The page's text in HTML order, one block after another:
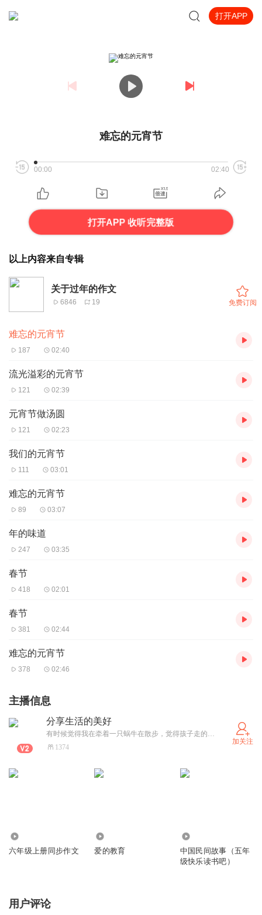
打开APP
难忘的元宵节
00:00 02:40
打开APP 收听完整版
以上内容来自专辑
关于过年的作文
6846 19 免费订阅
难忘的元宵节
187 02:40
流光溢彩的元宵节
121 02:39
元宵节做汤圆
121 02:23
我们的元宵节
111 03:01
难忘的元宵节
89 03:07
年的味道
247 03:35
春节
418 02:01
春节
381 02:44
难忘的元宵节
378 02:46
主播信息
分享生活的美好
有时候觉得我在牵着一只蜗牛在散步，觉得孩子走的很慢很慢 有时候又觉得是孩子牵着我在散步，觉得我走的很慢很慢，都跟不上孩子的脚步 孩子，你是花朵 ，是向日葵，是我的希望...... 我们一起学习，一起成长！一起与大家分享快乐，分享美好......
1374
加关注
六年级上册同步作文 爱的教育
中国民间故事（五年
级快乐读书吧）
用户评论